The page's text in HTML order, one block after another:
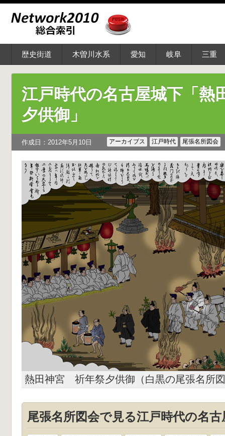
歴史街道 木曽川水系 愛知 岐阜 三重
江戸時代の名古屋城下「
夕供御」
作成日：2012年5月10日 アーカイブス 江戸時代 尾張名所図会
熱田神宮 祈年祭夕供御（白黒の尾張名所
尾張名所図会で見る江戸時代の名古